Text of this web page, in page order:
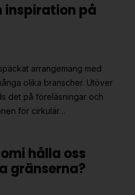
inspiration på
arrangemang med
olika branscher. Utöver
det på föreläsningar och
för cirkulär…
hålla oss
gränserna?